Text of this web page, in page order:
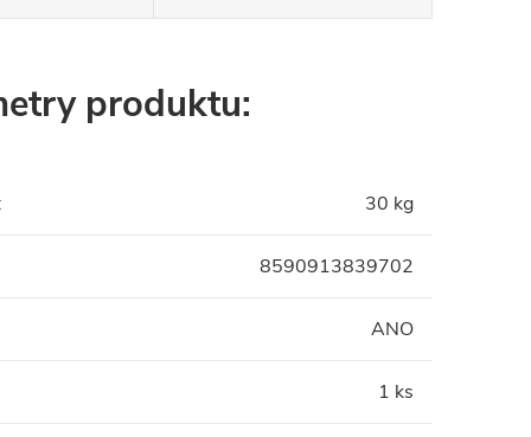
produktu:
30 kg
8590913839702
ANO
1 ks